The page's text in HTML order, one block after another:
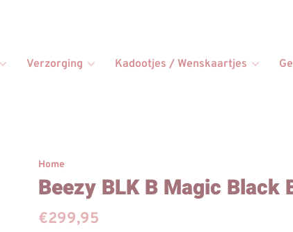
Verzorging Kadootjes / Wenskaartjes
Home
Beezy BLK B Magic Black
€299,95